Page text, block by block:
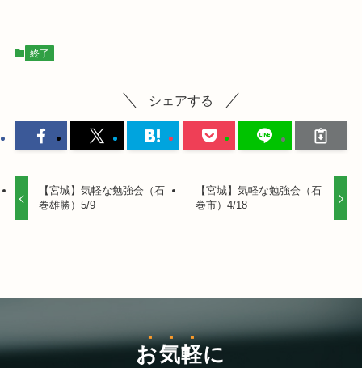
終了
シェアする
【宮城】気軽な勉強会（石
巻雄勝）5/9
【宮城】気軽な勉強会（石
巻市）4/18
お気軽に